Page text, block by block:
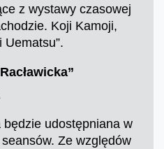
z wystawy czasowej
Koji Kamoji,
Uematsu”.
będzie udostępniana w
Ze względów